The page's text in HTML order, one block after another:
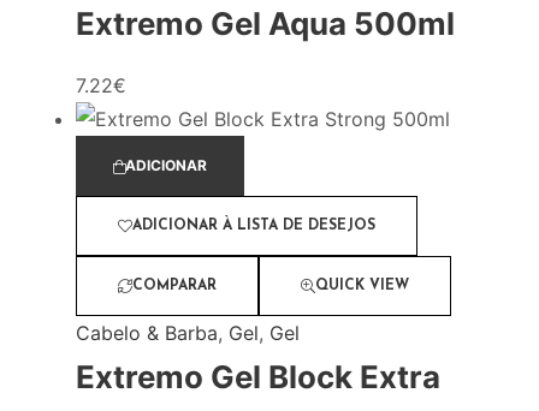
Extremo Gel Aqua 500ml
7.22€
ADICIONAR
ADICIONAR À LISTA DE DESEJOS
COMPARAR QUICK VIEW
Cabelo & Barba, Gel, Gel
Extremo Gel Block Extra